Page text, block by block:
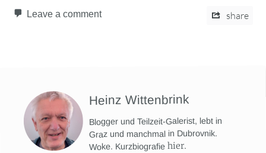
Leave a comment share
Heinz Wittenbrink
Blogger und Teilzeit-Galerist, lebt in
Graz und manchmal in Dubrovnik.
Woke. Kurzbiografiehier.